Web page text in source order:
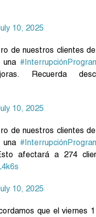
10, 2025
de nuestros clientes de
Recuerda
10, 2025
de nuestros clientes de
afectará a 274
10, 2025
que el viernes